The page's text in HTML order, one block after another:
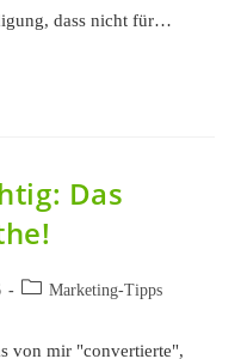
dass nicht für…
Das
Beitrags-
Marketing-Tipps
von mir "convertierte",